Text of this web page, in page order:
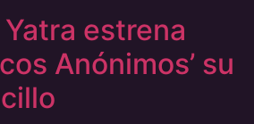
estrena
Anónimos’ su